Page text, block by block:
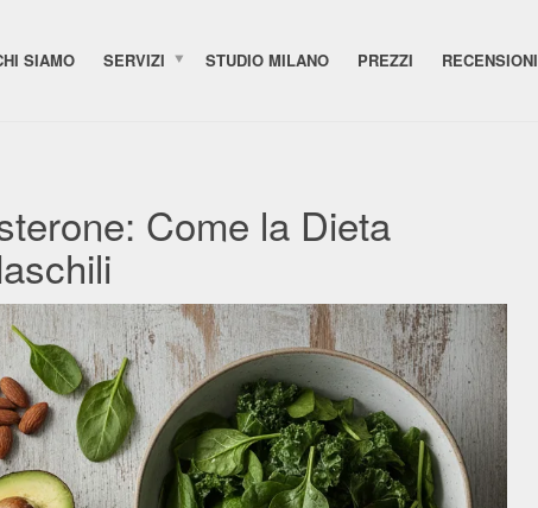
SIAMO SERVIZI STUDIO MILANO PREZZI RECENSIONI
Come la Dieta